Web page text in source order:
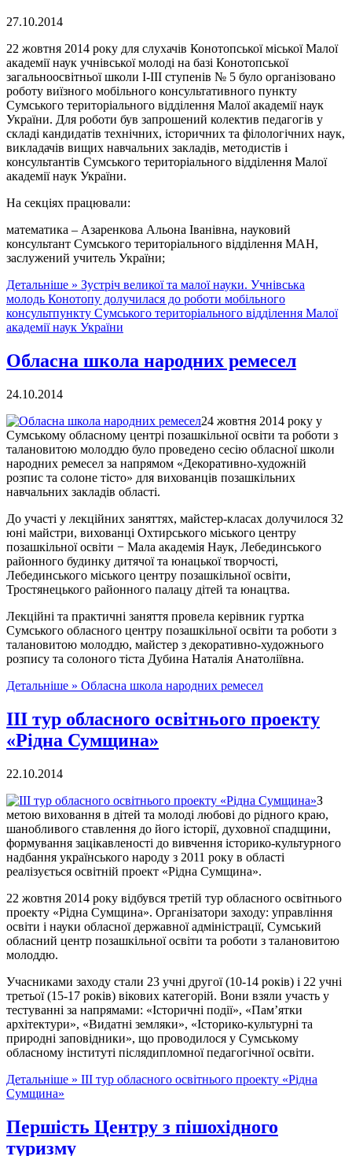
27.10.2014
22 жовтня 2014 року для слухачів Конотопської міської Малої
академії наук учнівської молоді на базі Конотопської
загальноосвітньої школи І-ІІІ ступенів № 5 було організовано
роботу виїзного мобільного консультативного пункту
Сумського територіального відділення Малої академії наук
України. Для роботи був запрошений колектив педагогів у
складі кандидатів технічних, історичних та філологічних наук,
викладачів вищих навчальних закладів, методистів і
консультантів Сумського територіального відділення Малої
академії наук України.
На секціях працювали:
математика – Азаренкова Альона Іванівна, науковий
консультант Сумського територіального відділення МАН,
заслужений учитель України;
Детальніше » Зустріч великої та малої науки. Учнівська
молодь Конотопу долучилася до роботи мобільного
консультпункту Сумського територіального відділення Малої
академії наук України
Обласна школа народних ремесел
24.10.2014
24 жовтня 2014 року у
Сумському обласному центрі позашкільної освіти та роботи з
талановитою молоддю було проведено сесію обласної школи
народних ремесел за напрямом «Декоративно-художній
розпис та солоне тісто» для вихованців позашкільних
навчальних закладів області.
До участі у лекційних заняттях, майстер-класах долучилося 32
юні майстри, вихованці Охтирського міського центру
позашкільної освіти − Мала академія Наук, Лебединського
районного будинку дитячої та юнацької творчості,
Лебединського міського центру позашкільної освіти,
Тростянецького районного палацу дітей та юнацтва.
Лекційні та практичні заняття провела керівник гуртка
Сумського обласного центру позашкільної освіти та роботи з
талановитою молоддю, майстер з декоративно-художнього
розпису та солоного тіста Дубина Наталія Анатоліївна.
Детальніше » Обласна школа народних ремесел
ІІІ тур обласного освітнього проекту
«Рідна Сумщина»
22.10.2014
З
метою виховання в дітей та молоді любові до рідного краю,
шанобливого ставлення до його історії, духовної спадщини,
формування зацікавленості до вивчення історико-культурного
надбання українського народу з 2011 року в області
реалізується освітній проект «Рідна Сумщина».
22 жовтня 2014 року відбувся третій тур обласного освітнього
проекту «Рідна Сумщина». Організатори заходу: управління
освіти і науки обласної державної адміністрації, Сумський
обласний центр позашкільної освіти та роботи з талановитою
молоддю.
Учасниками заходу стали 23 учні другої (10-14 років) і 22 учні
третьої (15-17 років) вікових категорій. Вони взяли участь у
тестуванні за напрямами: «Історичні події», «Пам’ятки
архітектури», «Видатні земляки», «Історико-культурні та
природні заповідники», що проводилося у Сумському
обласному інституті післядипломної педагогічної освіти.
Детальніше » ІІІ тур обласного освітнього проекту «Рідна
Сумщина»
Першість Центру з пішохідного
туризму